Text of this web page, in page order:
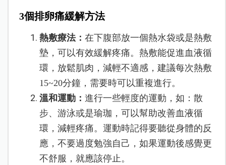
3個排卵痛緩解方法
熱敷療法： 在下腹部放一個熱水袋或是熱敷
墊，可以有效緩解疼痛。熱敷能促進血液循
環，放鬆肌肉，減輕不適感，建議每次熱敷
15~20分鐘，需要時可以重複進行。
溫和運動： 進行一些輕度的運動，如：散
步、游泳或是瑜珈，可以幫助改善血液循
環，減輕疼痛。運動時記得要聽從身體的反
應，不要過度勉強自己，如果運動後感覺更
不舒服，就應該停止。